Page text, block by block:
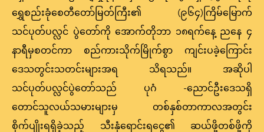
ရွှေစည်းခုံစေတီတော်မြတ်ကြီး၏ (၉၆၄)ကြိမ်မြောက်
သင်ပုတ်ပလ္လင် ပွဲတော်ကို အောက်တိုဘာ ၁၈ရက်နေ့ ညနေ ၄
နာရီမှစတင်ကာ စည်ကားသိုက်မြိုက်စွာ ကျင်းပခဲ့ကြောင်း
ဒေသတွင်းသတင်းများအရ သိရသည်။ အဆိုပါ
သင်ပုတ်ပလ္လင်ပွဲတော်သည် ပုဂံ -ညောင်ဦးဒေသရှိ
တောင်သူလယ်သမားများမှ တစ်နှစ်တာကာလအတွင်း
စိုက်ပျိုးရရှိခဲ့သည့် သီးနှံရောင်းရငွေ၏ ဆယ်ဖို့တစ်ဖို့ကို